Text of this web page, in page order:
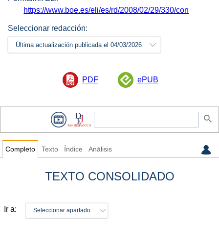
https://www.boe.es/eli/es/rd/2008/02/29/330/con
Seleccionar redacción:
Última actualización publicada el 04/03/2026
PDF ePUB
Completo Texto Índice Análisis
TEXTO CONSOLIDADO
Ir a: Seleccionar apartado